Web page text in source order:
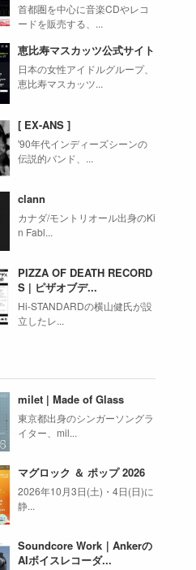
首都圏を中心に音楽CDやレコ
ードを販売する、...
恵比寿マスカッツ公式サイト
日本の女性アイドルグループ、
恵比寿マスカッツ...
[ EX-ANS ]
'90年代インディーズシーンの
伝説的バンド、...
clann
カナダ/モントリオール出身のKi
n Fabl...
PIZZA OF DEATH RECORD
S | ピザオブデ...
Hi-STANDARDの横山健氏が設
立したレ...
milet | Made of Glass
東京都出身のシンガーソングラ
イター、mil...
マグロック ＆ ポップ 2026
2026年10月3日(土)・4日(日)に
静...
Soundcore Work｜Ankerの
AIボイスレコーダ...